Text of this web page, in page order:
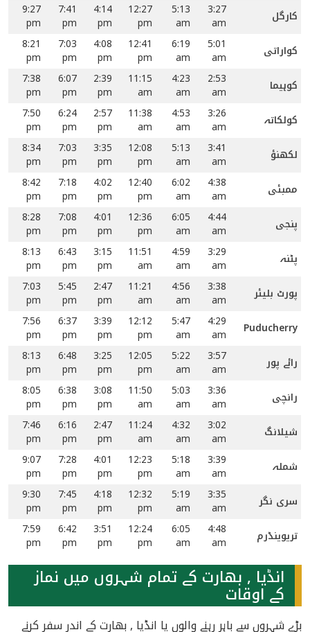
کارگل
3:27
am
5:13
am
12:27
pm
4:14
pm
7:41
pm
9:27
pm
کواراتی
5:01
am
6:19
am
12:41
pm
4:08
pm
7:03
pm
8:21
pm
کوہیما
2:53
am
4:23
am
11:15
am
2:39
pm
6:07
pm
7:38
pm
کولکاتہ
3:26
am
4:53
am
11:38
am
2:57
pm
6:24
pm
7:50
pm
لکھنؤ
3:41
am
5:13
am
12:08
pm
3:35
pm
7:03
pm
8:34
pm
ممبئی
4:38
am
6:02
am
12:40
pm
4:02
pm
7:18
pm
8:42
pm
پنجی
4:44
am
6:05
am
12:36
pm
4:01
pm
7:08
pm
8:28
pm
پٹنہ
3:29
am
4:59
am
11:51
am
3:15
pm
6:43
pm
8:13
pm
پورٹ بلیئر
3:38
am
4:56
am
11:21
am
2:47
pm
5:45
pm
7:03
pm
Puducherry
4:29
am
5:47
am
12:12
pm
3:39
pm
6:37
pm
7:56
pm
رائے پور
3:57
am
5:22
am
12:05
pm
3:25
pm
6:48
pm
8:13
pm
رانچی
3:36
am
5:03
am
11:50
am
3:08
pm
6:38
pm
8:05
pm
شیلانگ
3:02
am
4:32
am
11:24
am
2:47
pm
6:16
pm
7:46
pm
شملہ
3:39
am
5:18
am
12:23
pm
4:01
pm
7:28
pm
9:07
pm
سری نگر
3:35
am
5:19
am
12:32
pm
4:18
pm
7:45
pm
9:30
pm
تریوینڈرم
4:48
am
6:05
am
12:24
pm
3:51
pm
6:42
pm
7:59
pm
انڈیا , بھارت کے تمام شہروں میں نماز
کے اوقات
بڑے شہروں سے باہر رہنے والوں یا انڈیا , بھارت کے اندر سفر کرنے